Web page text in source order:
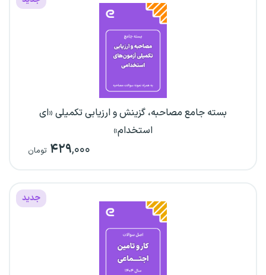
بسته جامع مصاحبه، گزینش و ارزیابی تکمیلی «ای
استخدام»
۴۲۹,۰۰۰ تومان
جدید